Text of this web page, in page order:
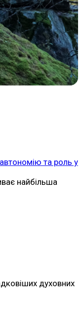
та роль у
найбільша
духовних